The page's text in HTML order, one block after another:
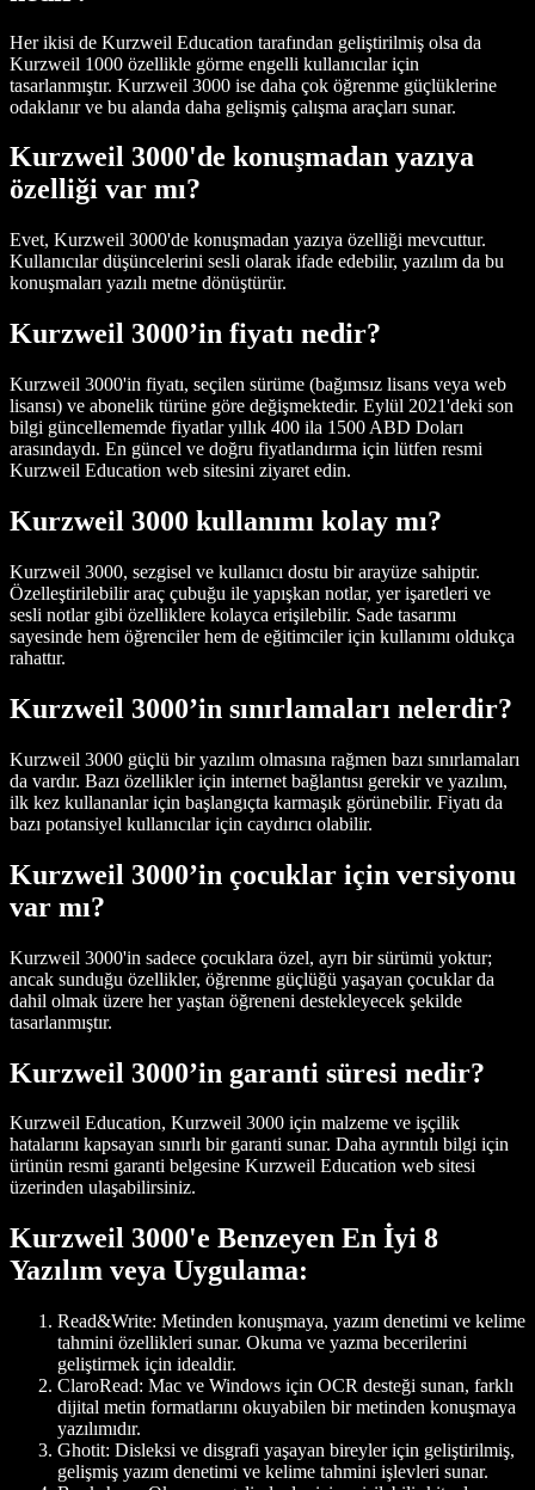
Her ikisi de Kurzweil Education tarafından geliştirilmiş olsa da
Kurzweil 1000 özellikle görme engelli kullanıcılar için
tasarlanmıştır. Kurzweil 3000 ise daha çok öğrenme güçlüklerine
odaklanır ve bu alanda daha gelişmiş çalışma araçları sunar.
Kurzweil 3000'de konuşmadan yazıya
özelliği var mı?
Evet, Kurzweil 3000'de konuşmadan yazıya özelliği mevcuttur.
Kullanıcılar düşüncelerini sesli olarak ifade edebilir, yazılım da bu
konuşmaları yazılı metne dönüştürür.
Kurzweil 3000’in fiyatı nedir?
Kurzweil 3000'in fiyatı, seçilen sürüme (bağımsız lisans veya web
lisansı) ve abonelik türüne göre değişmektedir. Eylül 2021'deki son
bilgi güncellememde fiyatlar yıllık 400 ila 1500 ABD Doları
arasındaydı. En güncel ve doğru fiyatlandırma için lütfen resmi
Kurzweil Education web sitesini ziyaret edin.
Kurzweil 3000 kullanımı kolay mı?
Kurzweil 3000, sezgisel ve kullanıcı dostu bir arayüze sahiptir.
Özelleştirilebilir araç çubuğu ile yapışkan notlar, yer işaretleri ve
sesli notlar gibi özelliklere kolayca erişilebilir. Sade tasarımı
sayesinde hem öğrenciler hem de eğitimciler için kullanımı oldukça
rahattır.
Kurzweil 3000’in sınırlamaları nelerdir?
Kurzweil 3000 güçlü bir yazılım olmasına rağmen bazı sınırlamaları
da vardır. Bazı özellikler için internet bağlantısı gerekir ve yazılım,
ilk kez kullananlar için başlangıçta karmaşık görünebilir. Fiyatı da
bazı potansiyel kullanıcılar için caydırıcı olabilir.
Kurzweil 3000’in çocuklar için versiyonu
var mı?
Kurzweil 3000'in sadece çocuklara özel, ayrı bir sürümü yoktur;
ancak sunduğu özellikler, öğrenme güçlüğü yaşayan çocuklar da
dahil olmak üzere her yaştan öğreneni destekleyecek şekilde
tasarlanmıştır.
Kurzweil 3000’in garanti süresi nedir?
Kurzweil Education, Kurzweil 3000 için malzeme ve işçilik
hatalarını kapsayan sınırlı bir garanti sunar. Daha ayrıntılı bilgi için
ürünün resmi garanti belgesine Kurzweil Education web sitesi
üzerinden ulaşabilirsiniz.
Kurzweil 3000'e Benzeyen En İyi 8
Yazılım veya Uygulama:
Read&Write: Metinden konuşmaya, yazım denetimi ve kelime
tahmini özellikleri sunar. Okuma ve yazma becerilerini
geliştirmek için idealdir.
ClaroRead: Mac ve Windows için OCR desteği sunan, farklı
dijital metin formatlarını okuyabilen bir metinden konuşmaya
yazılımıdır.
Ghotit: Disleksi ve disgrafi yaşayan bireyler için geliştirilmiş,
gelişmiş yazım denetimi ve kelime tahmini işlevleri sunar.